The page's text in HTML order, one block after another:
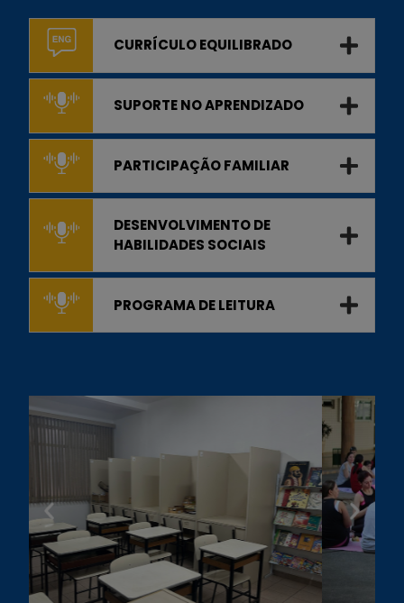
CURRÍCULO EQUILIBRADO
SUPORTE NO APRENDIZADO
PARTICIPAÇÃO FAMILIAR
DESENVOLVIMENTO DE
HABILIDADES SOCIAIS
PROGRAMA DE LEITURA